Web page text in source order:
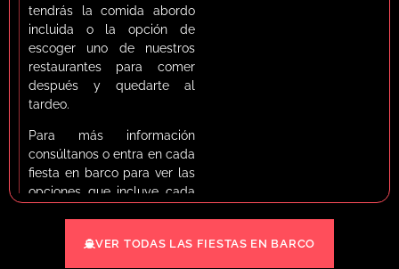
tendrás la comida abordo
incluida o la opción de
escoger uno de nuestros
restaurantes para comer
después y quedarte al
tardeo.
Para más información
consúltanos o entra en cada
fiesta en barco para ver las
opciones que incluye cada
¡Descubre la forma más
VER TODAS LAS FIESTAS EN BARCO